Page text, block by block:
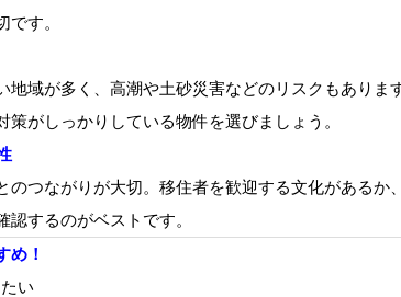
す。
域が多く、高潮や土砂災害などのリスクもあります
がしっかりしている物件を選びましょう。
のつながりが大切。移住者を歓迎する文化があるか
するのがベストです。
め！
い